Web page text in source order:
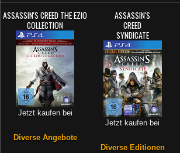
ASSASSIN'S CREED THE EZIO
COLLECTION
Jetzt kaufen bei
Diverse Angebote
ASSASSIN'S
CREED
SYNDICATE
Jetzt kaufen bei
Diverse Editionen